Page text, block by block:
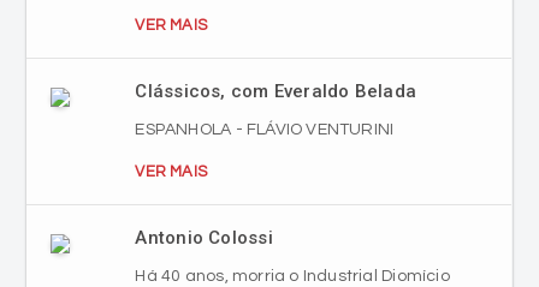
VER MAIS
Clássicos, com Everaldo Belada
ESPANHOLA - FLÁVIO VENTURINI
VER MAIS
Antonio Colossi
Há 40 anos, morria o Industrial Diomício